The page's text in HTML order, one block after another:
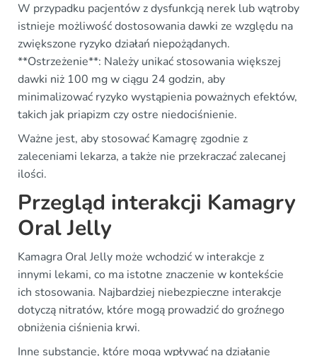
W przypadku pacjentów z dysfunkcją nerek lub wątroby
istnieje możliwość dostosowania dawki ze względu na
zwiększone ryzyko działań niepożądanych.
**Ostrzeżenie**: Należy unikać stosowania większej
dawki niż 100 mg w ciągu 24 godzin, aby
minimalizować ryzyko wystąpienia poważnych efektów,
takich jak priapizm czy ostre niedociśnienie.
Ważne jest, aby stosować Kamagrę zgodnie z
zaleceniami lekarza, a także nie przekraczać zalecanej
ilości.
Przegląd interakcji Kamagry
Oral Jelly
Kamagra Oral Jelly może wchodzić w interakcje z
innymi lekami, co ma istotne znaczenie w kontekście
ich stosowania. Najbardziej niebezpieczne interakcje
dotyczą nitratów, które mogą prowadzić do groźnego
obniżenia ciśnienia krwi.
Inne substancje, które mogą wpływać na działanie